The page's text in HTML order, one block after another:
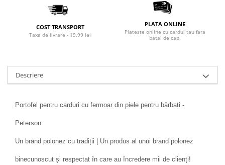
COST TRANSPORT
Taxa de livrare - 19.99 lei
PLATA ONLINE
Plateste online cu cardul tau fara
batai de cap.
Descriere
Portofel pentru carduri cu fermoar din piele pentru bărbați -
Peterson
Un brand polonez cu tradiții | Un produs al unui brand polonez
binecunoscut și respectat în care au încredere mii de clienți!